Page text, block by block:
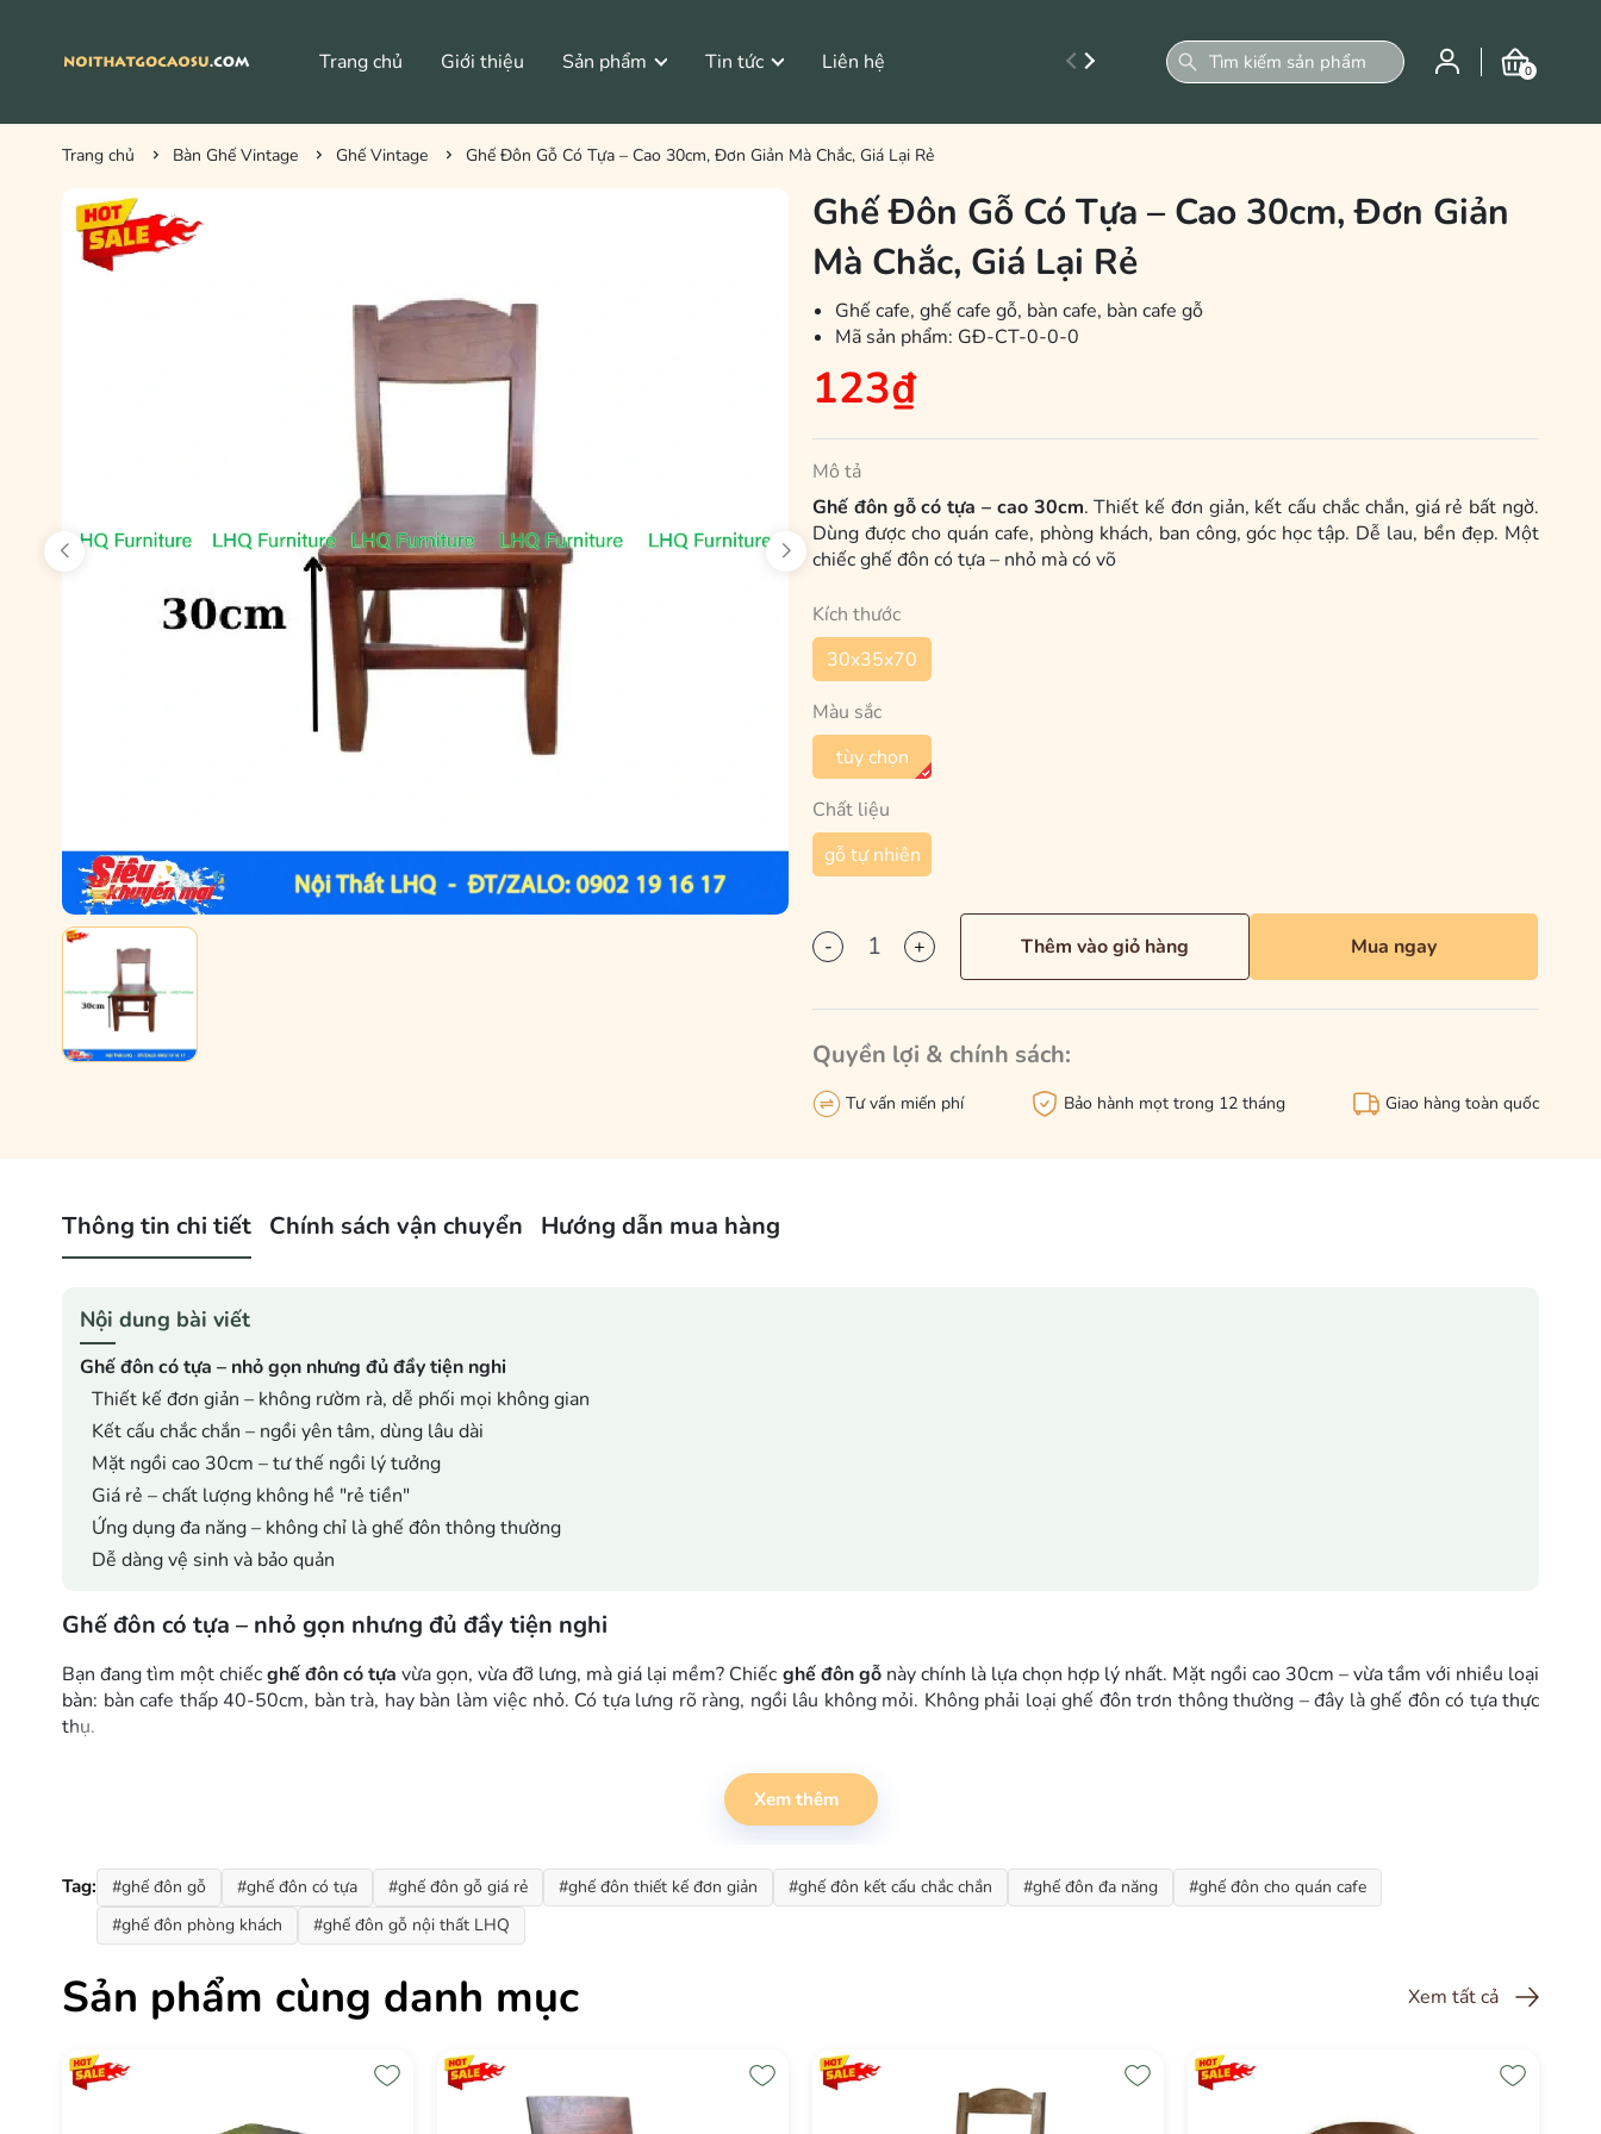
Trang chủ Giới thiệu Sản phẩm Tin tức Liên hệ 0
Trang chủ Bàn Ghế Vintage Ghế Vintage Ghế Đôn Gỗ Có Tựa – Cao 30cm, Đơn Giản Mà Chắc, Giá Lại Rẻ
Ghế Đôn Gỗ Có Tựa – Cao 30cm, Đơn Giản
Mà Chắc, Giá Lại Rẻ
Ghế cafe, ghế cafe gỗ, bàn cafe, bàn cafe gỗ
Mã sản phẩm: GĐ-CT-0-0-0
123₫
Mô tả
Ghế đôn gỗ có tựa – cao 30cm. Thiết kế đơn giản, kết cấu chắc chắn, giá rẻ bất ngờ.
Dùng được cho quán cafe, phòng khách, ban công, góc học tập. Dễ lau, bền đẹp. Một
chiếc ghế đôn có tựa – nhỏ mà có võ
Kích thước
30x35x70
Màu sắc
tùy chọn
Chất liệu
gỗ tự nhiên
- + Thêm vào giỏ hàng Mua ngay
Quyền lợi & chính sách:
Tư vấn miến phí Bảo hành mọt trong 12 tháng Giao hàng toàn quốc
Thông tin chi tiết Chính sách vận chuyển Hướng dẫn mua hàng
Nội dung bài viết
Ghế đôn có tựa – nhỏ gọn nhưng đủ đầy tiện nghi
Thiết kế đơn giản – không rườm rà, dễ phối mọi không gian
Kết cấu chắc chắn – ngồi yên tâm, dùng lâu dài
Mặt ngồi cao 30cm – tư thế ngồi lý tưởng
Giá rẻ – chất lượng không hề "rẻ tiền"
Ứng dụng đa năng – không chỉ là ghế đôn thông thường
Dễ dàng vệ sinh và bảo quản
Ghế đôn có tựa – nhỏ gọn nhưng đủ đầy tiện nghi
Bạn đang tìm một chiếcghế đôn có tựa vừa gọn, vừa đỡ lưng, mà giá lại mềm? Chiếc ghế đôn gỗnày chính là lựa chọn hợp lý nhất. Mặt ngồi cao 30cm – vừa tầm với nhiều loại
bàn: bàn cafe thấp 40-50cm, bàn trà, hay bàn làm việc nhỏ. Có tựa lưng rõ ràng, ngồi lâu không mỏi. Không phải loại ghế đôn trơn thông thường – đây là ghế đôn có tựa thực
thụ.
này theo đuổi phong cách tối giản: đường nét thẳng, khối hình vuông vắn, không chạm trổ cầu kỳ. Nhờ vậy, nó rất dễ phối với bất kỳ không gian nào: quán
Kết cấu chắc chắn – ngồi yên tâm, dùng lâu dài
Một chiếcghế đôn gỗmuốn tốt phải chắc. Sản phẩm này được làm từ khung gỗ chịu lực, các mối ghết được gia cố kỹ càng. Trọng lượng ghế đủ nặng để không bị xô lệch, nhưng
Mặt ngồi cao 30cm – tư thế ngồi lý tưởng
Chiều cao 30cm của
này được tính toán kỹ: không quá thấp gây khó đứng dậy, cũng không quá cao khiến chân chới với. Đây là chiều cao chuẩn cho nhiều loại bàn:
bàn cafe vintage
, bàn ăn thấp, bàn làm việc tại nhà, hay kê cùng bàn trang điểm. Một ghế đôn có tựa với chiều cao này thực sự đa năng.
Xem thêm
Tag: #ghế đôn gỗ #ghế đôn có tựa #ghế đôn gỗ giá rẻ #ghế đôn thiết kế đơn giản #ghế đôn kết cấu chắc chắn #ghế đôn đa năng
#ghế đôn cho quán cafe
#ghế đôn phòng khách
#ghế đôn gỗ nội thất LHQ
Sản phẩm cùng danh mục Xem tất cả